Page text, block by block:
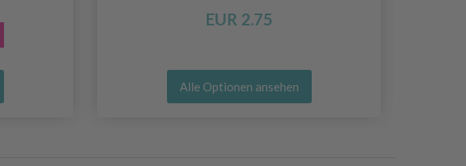
EUR 2.75
Alle Optionen ansehen